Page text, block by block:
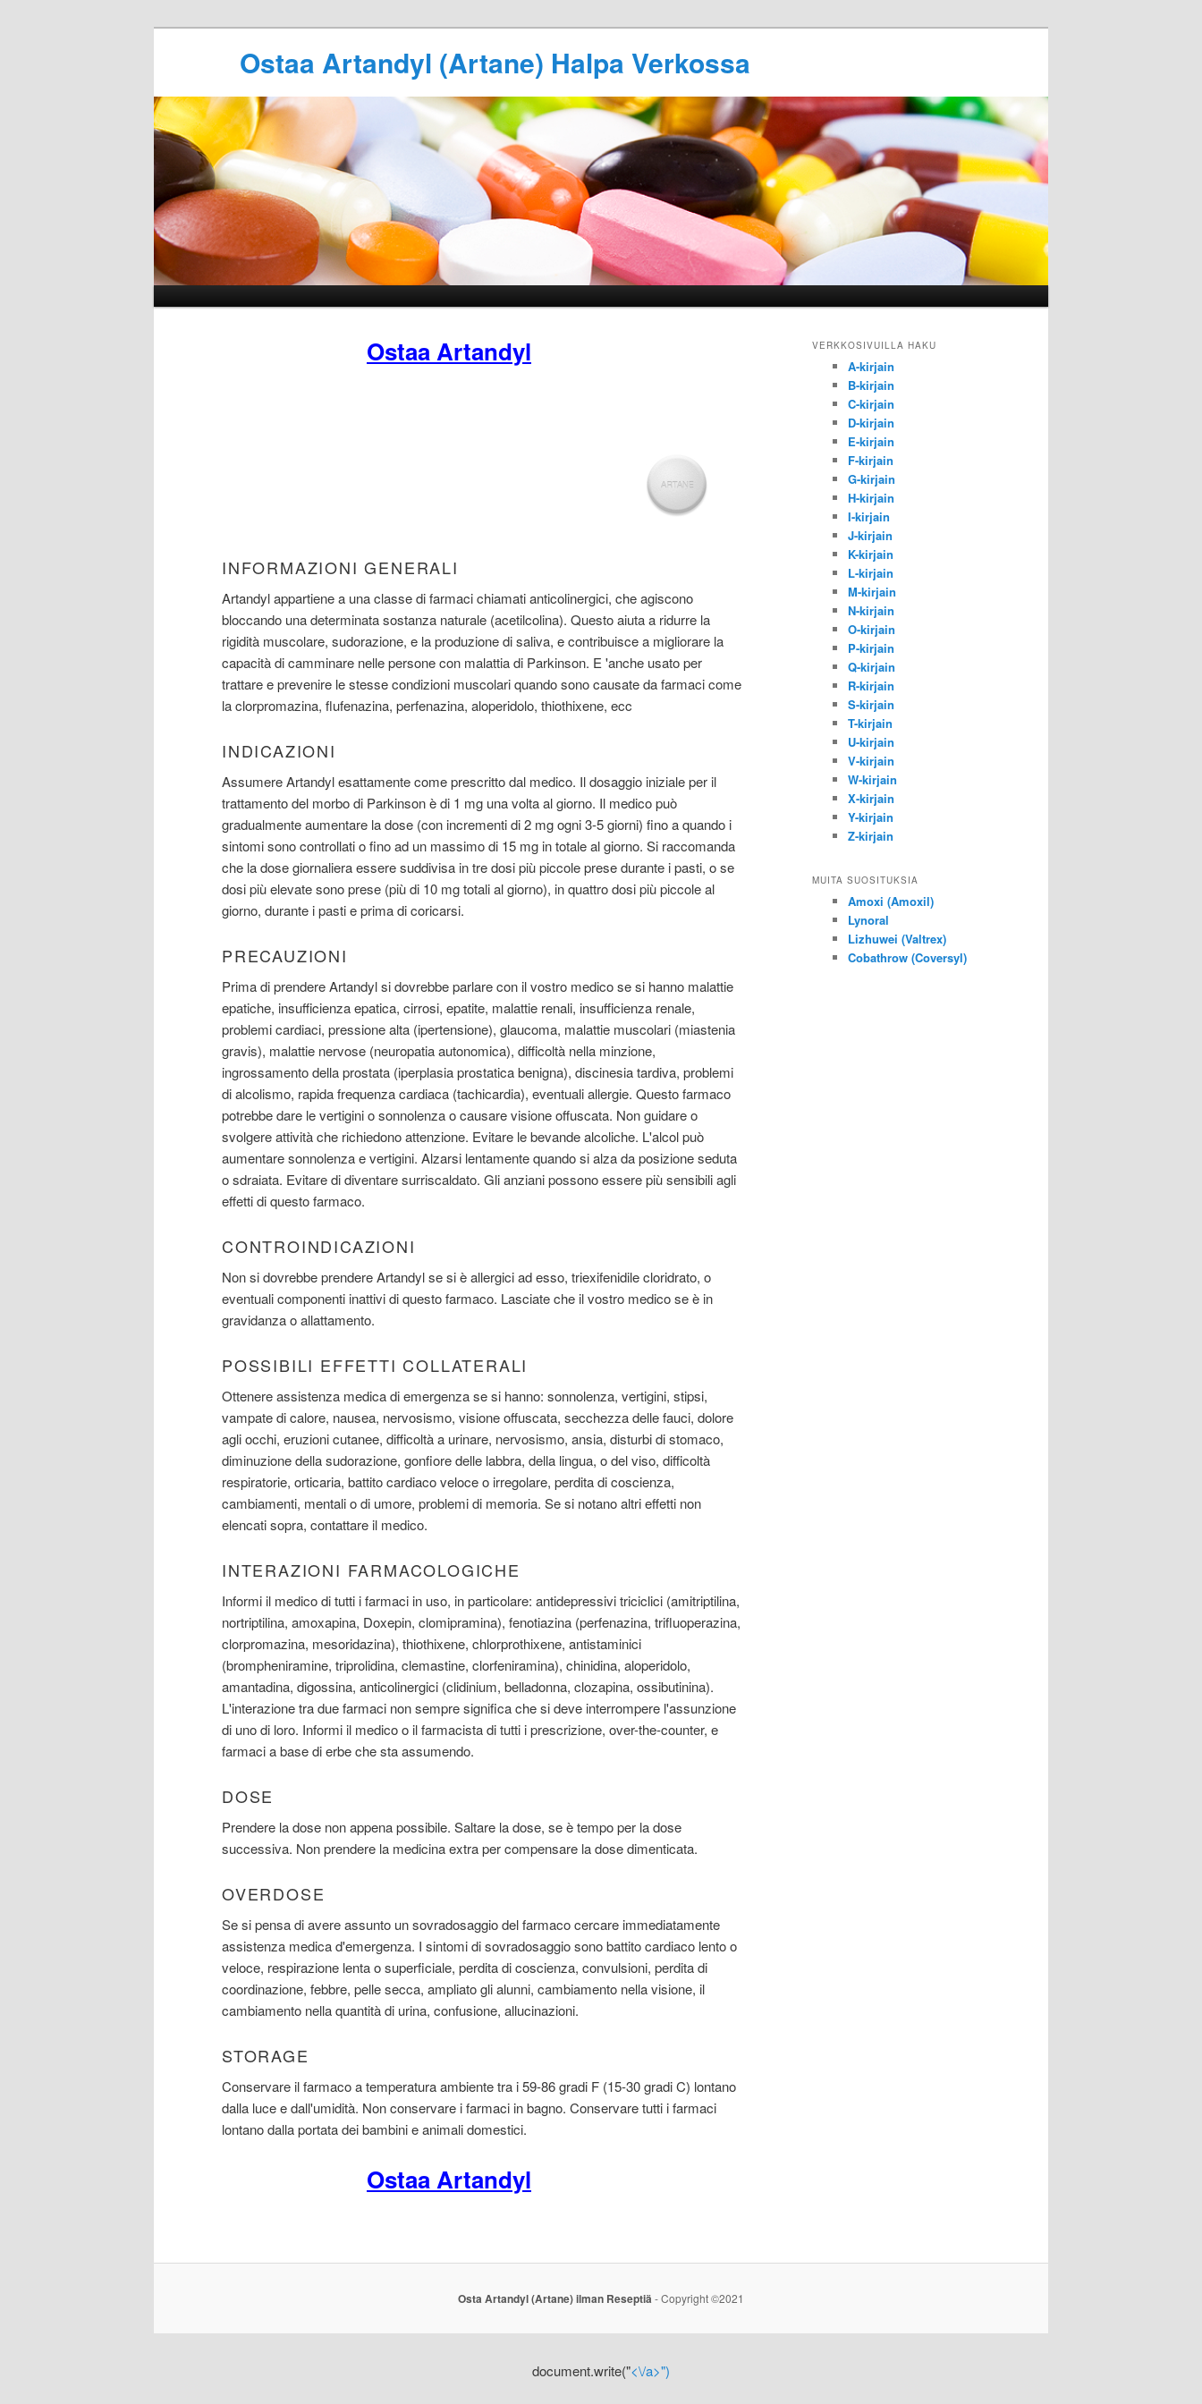
Ostaa Artandyl (Artane) Halpa Verkossa
Ostaa Artandyl
INFORMAZIONI GENERALI
Artandyl appartiene a una classe di farmaci chiamati anticolinergici, che agiscono
bloccando una determinata sostanza naturale (acetilcolina). Questo aiuta a ridurre la
rigidità muscolare, sudorazione, e la produzione di saliva, e contribuisce a migliorare la
capacità di camminare nelle persone con malattia di Parkinson. E 'anche usato per
trattare e prevenire le stesse condizioni muscolari quando sono causate da farmaci come
la clorpromazina, flufenazina, perfenazina, aloperidolo, thiothixene, ecc
INDICAZIONI
Assumere Artandyl esattamente come prescritto dal medico. Il dosaggio iniziale per il
trattamento del morbo di Parkinson è di 1 mg una volta al giorno. Il medico può
gradualmente aumentare la dose (con incrementi di 2 mg ogni 3-5 giorni) fino a quando i
sintomi sono controllati o fino ad un massimo di 15 mg in totale al giorno. Si raccomanda
che la dose giornaliera essere suddivisa in tre dosi più piccole prese durante i pasti, o se
dosi più elevate sono prese (più di 10 mg totali al giorno), in quattro dosi più piccole al
giorno, durante i pasti e prima di coricarsi.
PRECAUZIONI
Prima di prendere Artandyl si dovrebbe parlare con il vostro medico se si hanno malattie
epatiche, insufficienza epatica, cirrosi, epatite, malattie renali, insufficienza renale,
problemi cardiaci, pressione alta (ipertensione), glaucoma, malattie muscolari (miastenia
gravis), malattie nervose (neuropatia autonomica), difficoltà nella minzione,
ingrossamento della prostata (iperplasia prostatica benigna), discinesia tardiva, problemi
di alcolismo, rapida frequenza cardiaca (tachicardia), eventuali allergie. Questo farmaco
potrebbe dare le vertigini o sonnolenza o causare visione offuscata. Non guidare o
svolgere attività che richiedono attenzione. Evitare le bevande alcoliche. L'alcol può
aumentare sonnolenza e vertigini. Alzarsi lentamente quando si alza da posizione seduta
o sdraiata. Evitare di diventare surriscaldato. Gli anziani possono essere più sensibili agli
effetti di questo farmaco.
CONTROINDICAZIONI
Non si dovrebbe prendere Artandyl se si è allergici ad esso, triexifenidile cloridrato, o
eventuali componenti inattivi di questo farmaco. Lasciate che il vostro medico se è in
gravidanza o allattamento.
POSSIBILI EFFETTI COLLATERALI
Ottenere assistenza medica di emergenza se si hanno: sonnolenza, vertigini, stipsi,
vampate di calore, nausea, nervosismo, visione offuscata, secchezza delle fauci, dolore
agli occhi, eruzioni cutanee, difficoltà a urinare, nervosismo, ansia, disturbi di stomaco,
diminuzione della sudorazione, gonfiore delle labbra, della lingua, o del viso, difficoltà
respiratorie, orticaria, battito cardiaco veloce o irregolare, perdita di coscienza,
cambiamenti, mentali o di umore, problemi di memoria. Se si notano altri effetti non
elencati sopra, contattare il medico.
INTERAZIONI FARMACOLOGICHE
Informi il medico di tutti i farmaci in uso, in particolare: antidepressivi triciclici (amitriptilina,
nortriptilina, amoxapina, Doxepin, clomipramina), fenotiazina (perfenazina, trifluoperazina,
clorpromazina, mesoridazina), thiothixene, chlorprothixene, antistaminici
(brompheniramine, triprolidina, clemastine, clorfeniramina), chinidina, aloperidolo,
amantadina, digossina, anticolinergici (clidinium, belladonna, clozapina, ossibutinina).
L'interazione tra due farmaci non sempre significa che si deve interrompere l'assunzione
di uno di loro. Informi il medico o il farmacista di tutti i prescrizione, over-the-counter, e
farmaci a base di erbe che sta assumendo.
DOSE
Prendere la dose non appena possibile. Saltare la dose, se è tempo per la dose
successiva. Non prendere la medicina extra per compensare la dose dimenticata.
OVERDOSE
Se si pensa di avere assunto un sovradosaggio del farmaco cercare immediatamente
assistenza medica d'emergenza. I sintomi di sovradosaggio sono battito cardiaco lento o
veloce, respirazione lenta o superficiale, perdita di coscienza, convulsioni, perdita di
coordinazione, febbre, pelle secca, ampliato gli alunni, cambiamento nella visione, il
cambiamento nella quantità di urina, confusione, allucinazioni.
STORAGE
Conservare il farmaco a temperatura ambiente tra i 59-86 gradi F (15-30 gradi C) lontano
dalla luce e dall'umidità. Non conservare i farmaci in bagno. Conservare tutti i farmaci
lontano dalla portata dei bambini e animali domestici.
Ostaa Artandyl
VERKKOSIVUILLA HAKU
A-kirjain
B-kirjain
C-kirjain
D-kirjain
E-kirjain
F-kirjain
G-kirjain
H-kirjain
I-kirjain
J-kirjain
K-kirjain
L-kirjain
M-kirjain
N-kirjain
O-kirjain
P-kirjain
Q-kirjain
R-kirjain
S-kirjain
T-kirjain
U-kirjain
V-kirjain
W-kirjain
X-kirjain
Y-kirjain
Z-kirjain
MUITA SUOSITUKSIA
Amoxi (Amoxil)
Lynoral
Lizhuwei (Valtrex)
Cobathrow (Coversyl)
Osta Artandyl (Artane) ilman Reseptiä- Copyright ©2021
document.write("<\/a>")